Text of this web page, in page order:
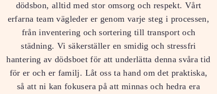
dödsbon, alltid med stor omsorg och respekt. Vårt
erfarna team vägleder er genom varje steg i processen,
från inventering och sortering till transport och
städning. Vi säkerställer en smidig och stressfri
hantering av dödsboet för att underlätta denna svåra tid
för er och er familj. Låt oss ta hand om det praktiska,
så att ni kan fokusera på att minnas och hedra era